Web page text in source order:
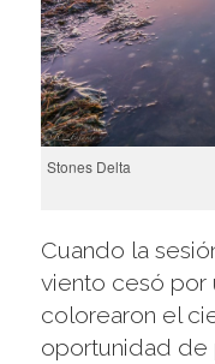
Stones Delta
Cuando la
viento cesó por
colorearon el
oportunidad de